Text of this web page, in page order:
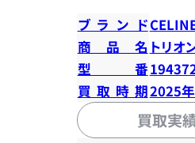
ブランド
商品名 トリ
型番
買取時期2025
買取実